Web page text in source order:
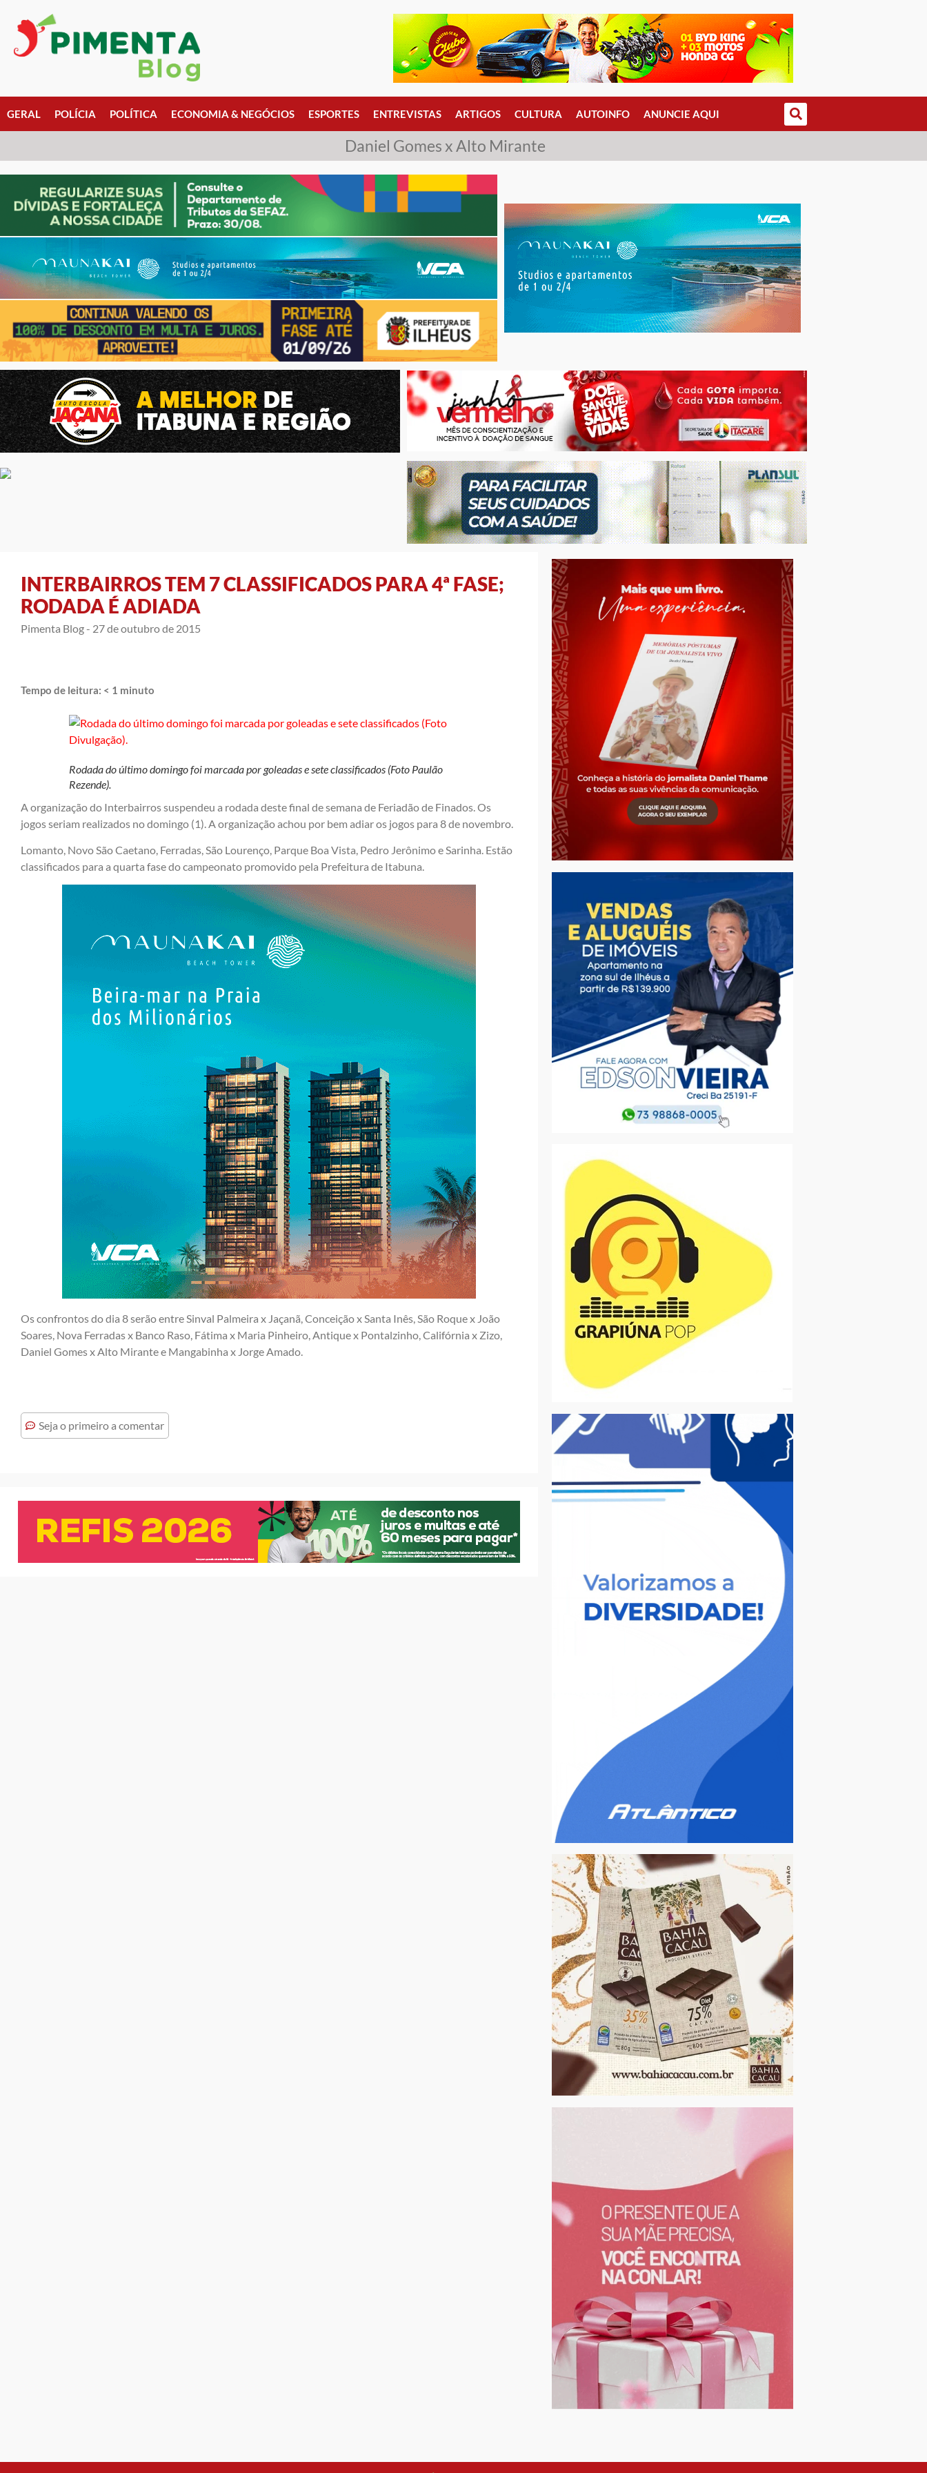
GERAL POLÍCIA POLÍTICA ECONOMIA & NEGÓCIOS ESPORTES ENTREVISTAS ARTIGOS CULTURA AUTOINFO ANUNCIE AQUI
Daniel Gomes x Alto Mirante
INTERBAIRROS TEM 7 CLASSIFICADOS PARA 4ª FASE;
RODADA É ADIADA
Pimenta Blog - 27 de outubro de 2015
Tempo de leitura: < 1 minuto
Rodada do último domingo foi marcada por goleadas e sete classificados (Foto Paulão
Rezende).
A organização do Interbairros suspendeu a rodada deste final de semana de Feriadão de Finados. Os
jogos seriam realizados no domingo (1). A organização achou por bem adiar os jogos para 8 de novembro.
Lomanto, Novo São Caetano, Ferradas, São Lourenço, Parque Boa Vista, Pedro Jerônimo e Sarinha. Estão
classificados para a quarta fase do campeonato promovido pela Prefeitura de Itabuna.
Os confrontos do dia 8 serão entre Sinval Palmeira x Jaçanã, Conceição x Santa Inês, São Roque x João
Soares, Nova Ferradas x Banco Raso, Fátima x Maria Pinheiro, Antique x Pontalzinho, Califórnia x Zizo,
Daniel Gomes x Alto Mirante e Mangabinha x Jorge Amado.
Seja o primeiro a comentar